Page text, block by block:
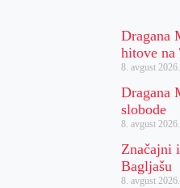
Dragana
hitove na
8. avgust 2026.
Dragana
slobode
8. avgust 2026.
Značajni
Bagljašu
8. avgust 2026.